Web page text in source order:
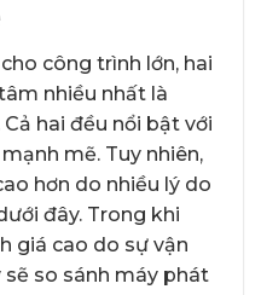
công trình lớn, hai
nhiều nhất là
hai đều nổi bật với
mẽ. Tuy nhiên,
hơn do nhiều lý do
đây. Trong khi
giá cao do sự vận
sẽ so sánh máy phát